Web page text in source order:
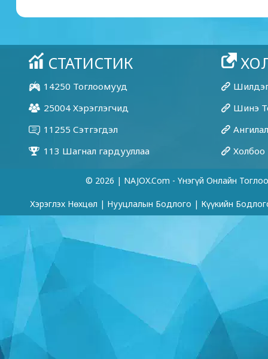
© 2026 | NAJOX.com - Үнэгүй Онлайн
Хэрэглэх Нөхцөл | Нууцлалын Бодлого | Күүкийн